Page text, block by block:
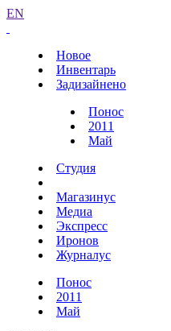
EN
Новое
Инвентарь
Задизайнено
Понос
2011
Май
Студия
Магазинус
Медиа
Экспресс
Иронов
Журналус
Понос
2011
Май